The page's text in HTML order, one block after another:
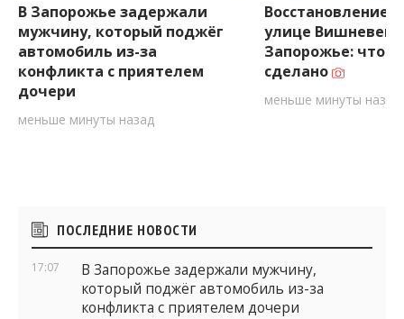
В Запорожье задержали
мужчину, который поджёг
автомобиль из-за
конфликта с приятелем
дочери
меньше минуты назад
Восстановление
улице
Запорожье: что
сделано
меньше минуты назад
Боковые
виджеты
ПОСЛЕДНИЕ НОВОСТИ
17:07
В Запорожье задержали мужчину,
который поджёг автомобиль из-за
конфликта с приятелем дочери